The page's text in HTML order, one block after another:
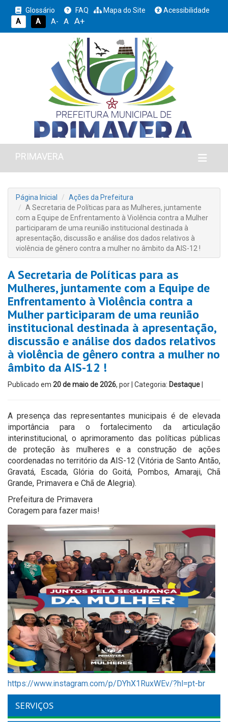
Glossário FAQ Mapa do Site
Acessibilidade
A
A A- A A+
PRIMAVERA
Página Inicial
Ações da Prefeitura
A Secretaria de Políticas para as Mulheres, juntamente
com a Equipe de Enfrentamento à Violência contra a Mulher
participaram de uma reunião institucional destinada à
apresentação, discussão e análise dos dados relativos à
violência de gênero contra a mulher no âmbito da AIS-12 !
A Secretaria de Políticas para as
Mulheres, juntamente com a Equipe de
Enfrentamento à Violência contra a
Mulher participaram de uma reunião
institucional destinada à apresentação,
discussão e análise dos dados relativos
à violência de gênero contra a mulher no
âmbito da AIS-12 !
Publicado em 20 de maio de 2026, por | Categoria: Destaque
A presença das representantes municipais é de elevada
importância para o fortalecimento da articulação
interinstitucional, o aprimoramento das políticas públicas
de proteção às mulheres e a construção de ações
coordenadas no território da AIS-12 (Vitória de Santo Antão,
Gravatá, Escada, Glória do Goitá, Pombos, Amaraji, Chã
Grande, Primavera e Chã de Alegria).
Prefeitura de Primavera
Coragem para fazer mais!
https://www.instagram.com/p/DYhX1RuxWEv/?hl=pt-br
SERVIÇOS